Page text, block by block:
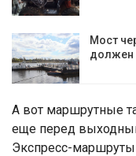
Мост
должен
А вот маршрутные
еще перед
Экспресс-